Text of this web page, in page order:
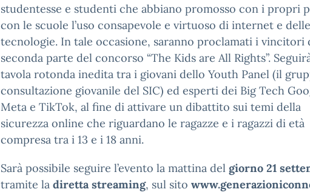
studentesse e studenti che abbiano promosso con i propri
con le scuole l’uso consapevole e virtuoso di internet e delle
tecnologie. In tale occasione, saranno proclamati i vincitori
seconda parte del concorso “The Kids are All Rights”.
tavola rotonda inedita tra i giovani dello Youth Panel (il
consultazione giovanile del SIC) ed esperti dei Big Tech
Meta e TikTok, al fine di attivare un dibattito sui temi della
sicurezza online che riguardano le ragazze e i ragazzi di età
compresa tra i 13 e i 18 anni.
Sarà possibile seguire l’evento la mattina del giorno 21
tramite la diretta streaming, sul sito